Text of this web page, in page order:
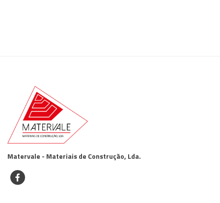
Matervale - Materiais de Construção, Lda.